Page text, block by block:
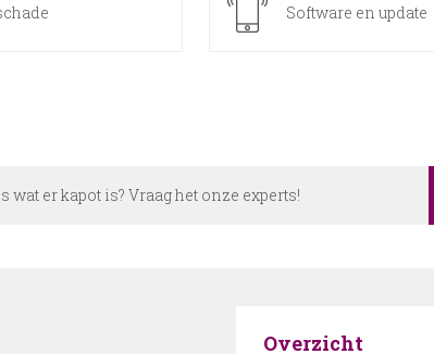
Software en update
wat er kapot is? Vraag het onze experts!
Overzicht